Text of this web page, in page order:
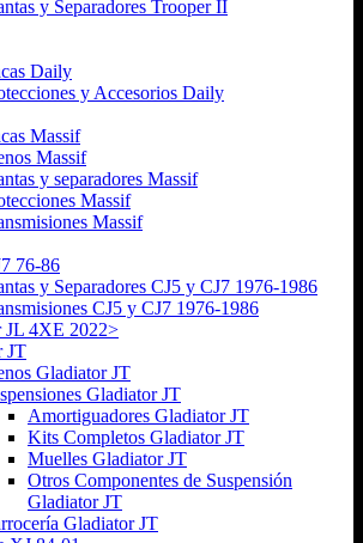
y Separadores Trooper II
Daily
y Accesorios Daily
Massif
Massif
y separadores Massif
Massif
Massif
76-86
y Separadores CJ5 y CJ7 1976-1986
CJ5 y CJ7 1976-1986
JL 4XE 2022>
JT
Gladiator JT
Gladiator JT
Amortiguadores Gladiator JT
Kits Completos Gladiator JT
Muelles Gladiator JT
Otros Componentes de Suspensión
Gladiator JT
Gladiator JT